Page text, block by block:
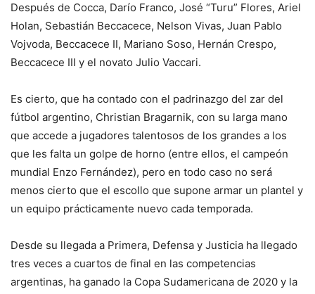
Después de Cocca, Darío Franco, José “Turu” Flores, Ariel
Holan, Sebastián Beccacece, Nelson Vivas, Juan Pablo
Vojvoda, Beccacece II, Mariano Soso, Hernán Crespo,
Beccacece III y el novato Julio Vaccari.
Es cierto, que ha contado con el padrinazgo del zar del
fútbol argentino, Christian Bragarnik, con su larga mano
que accede a jugadores talentosos de los grandes a los
que les falta un golpe de horno (entre ellos, el campeón
mundial Enzo Fernández), pero en todo caso no será
menos cierto que el escollo que supone armar un plantel y
un equipo prácticamente nuevo cada temporada.
Desde su llegada a Primera, Defensa y Justicia ha llegado
tres veces a cuartos de final en las competencias
argentinas, ha ganado la Copa Sudamericana de 2020 y la